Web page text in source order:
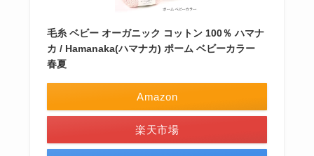
毛糸 ベビー オーガニック コットン 100％ ハマナ
カ / Hamanaka(ハマナカ) ポーム ベビーカラー
春夏
Amazon
楽天市場